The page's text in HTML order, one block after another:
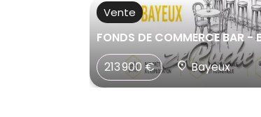
Vente
FONDS DE COMMERCE BAR -
213 900 €
Bayeux